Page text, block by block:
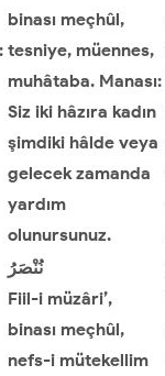
binası meçhûl,
tesniye, müennes,
muhâtaba. Manası:
Siz iki hâzıra kadın
şimdiki hâlde veya
gelecek zamanda
yardım
olunursunuz.
نُنْصَرُ
Fiil-i müzâri’,
binası meçhûl,
nefs-i mütekellim